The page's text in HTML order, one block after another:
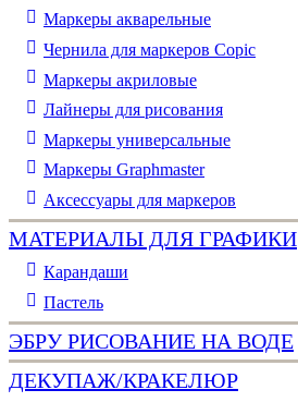
Маркеры акварельные
Чернила для маркеров Copic
Маркеры акриловые
Лайнеры для рисования
Маркеры универсальные
Маркеры Graphmaster
Аксессуары для маркеров
МАТЕРИАЛЫ ДЛЯ ГРАФИКИ
Карандаши
Пастель
ЭБРУ РИСОВАНИЕ НА ВОДЕ
ДЕКУПАЖ/КРАКЕЛЮР